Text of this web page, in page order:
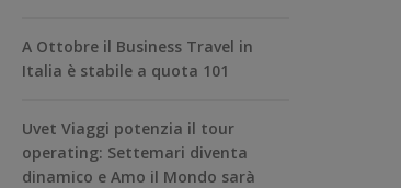
A Ottobre il Business Travel in
Italia è stabile a quota 101
Uvet Viaggi potenzia il tour
operating: Settemari diventa
dinamico e Amo il Mondo sarà